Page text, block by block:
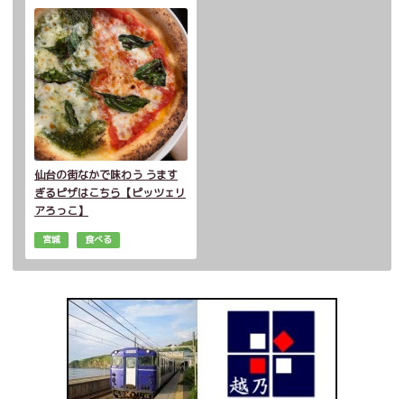
仙台の街なかで味わう うます
ぎるピザはこちら【ピッツェリ
アろっこ】
宮城 食べる